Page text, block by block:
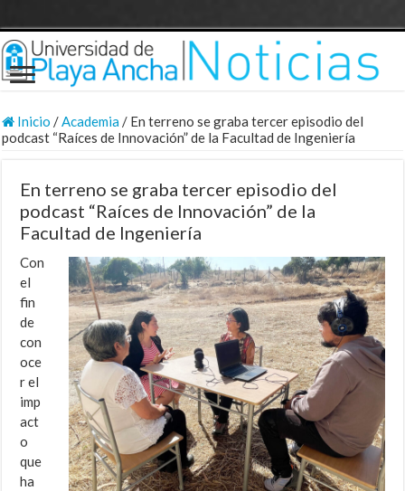
Inicio /Academia/ En terreno se graba tercer episodio del
podcast “Raíces de Innovación” de la Facultad de Ingeniería
En terreno se graba tercer episodio del
podcast “Raíces de Innovación” de la
Facultad de Ingeniería
Con
el
fin
de
con
oce
r el
imp
act
o
que
ha